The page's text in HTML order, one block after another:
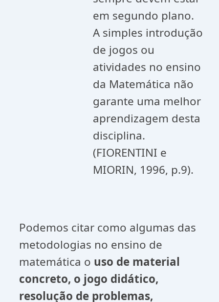
em segundo plano.
A simples introdução
de jogos ou
atividades no ensino
da Matemática não
garante uma melhor
aprendizagem desta
disciplina.
(FIORENTINI e
MIORIN, 1996, p.9).
Podemos citar como algumas das
metodologias no ensino de
matemática o uso de material
concreto, o jogo didático,
resolução de problemas,